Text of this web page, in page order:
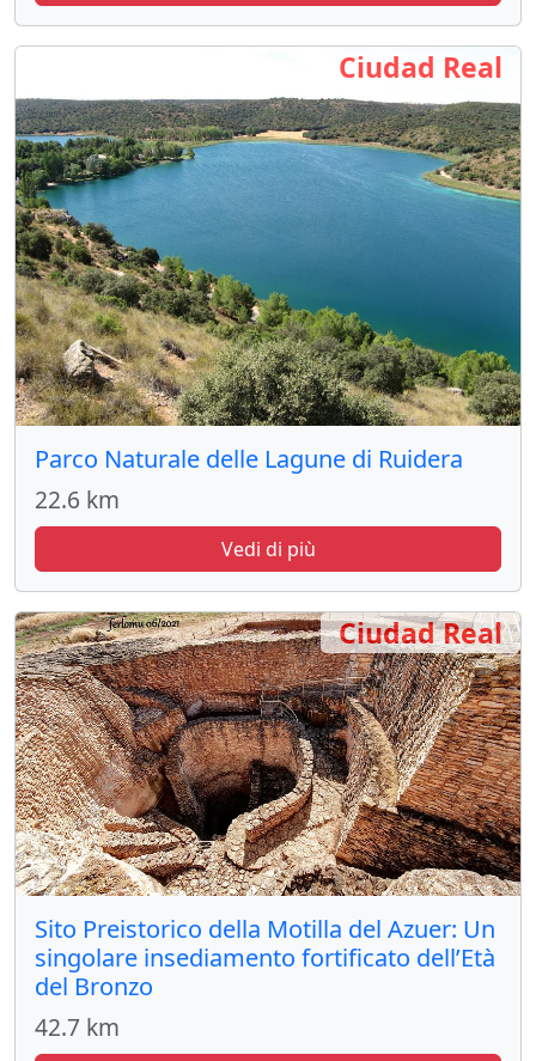
Parco Naturale delle Lagune di Ruidera
22.6 km
Vedi di più
Ciudad Real
Sito Preistorico della Motilla del Azuer: Un
singolare insediamento fortificato dell’Età
del Bronzo
42.7 km
Ciudad Real